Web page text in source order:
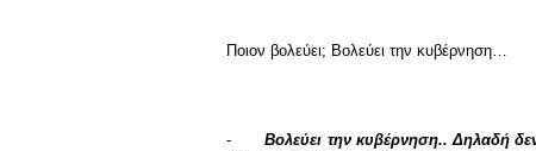
Ποιον βολεύει; Βολεύει την κυβέρνηση…
-Βολεύει την κυβέρνηση.. Δηλαδή